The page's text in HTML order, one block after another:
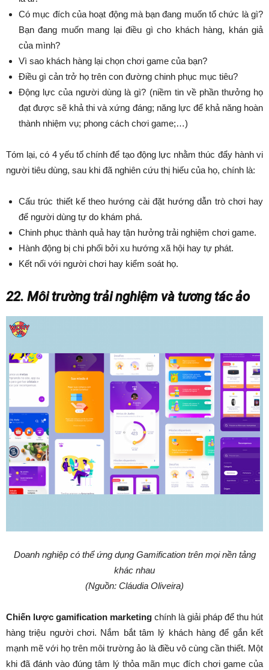
Có mục đích của hoạt động mà bạn đang muốn tổ chức là gì?
Bạn đang muốn mang lại điều gì cho khách hàng, khán giả
của mình?
Vì sao khách hàng lại chọn chơi game của bạn?
Điều gì cản trở họ trên con đường chinh phục mục tiêu?
Động lực của người dùng là gì? (niềm tin về phần thưởng họ
đạt được sẽ khả thi và xứng đáng; năng lực để khả năng hoàn
thành nhiệm vụ; phong cách chơi game;…)
Tóm lại, có 4 yếu tố chính để tạo động lực nhằm thúc đẩy hành vi
người tiêu dùng, sau khi đã nghiên cứu thị hiếu của họ, chính là:
Cấu trúc thiết kế theo hướng cài đặt hướng dẫn trò chơi hay
để người dùng tự do khám phá.
Chinh phục thành quả hay tận hưởng trải nghiệm chơi game.
Hành động bị chi phối bởi xu hướng xã hội hay tự phát.
Kết nối với người chơi hay kiểm soát họ.
22. Môi trường trải nghiệm và tương tác ảo
Doanh nghiệp có thể ứng dụng Gamification trên mọi nền tảng
khác nhau
(Nguồn: Cláudia Oliveira)
Chiến lược gamification marketing chính là giải pháp để thu hút
hàng triệu người chơi. Nắm bắt tâm lý khách hàng để gắn kết
mạnh mẽ với họ trên môi trường ảo là điều vô cùng cần thiết. Một
khi đã đánh vào đúng tâm lý thỏa mãn mục đích chơi game của